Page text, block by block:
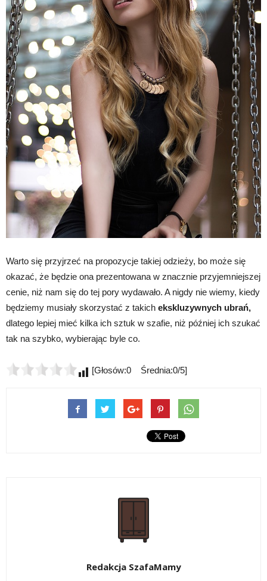
Warto się przyjrzeć na propozycje takiej odzieży, bo może się
okazać, że będzie ona prezentowana w znacznie przyjemniejszej
cenie, niż nam się do tej pory wydawało. A nigdy nie wiemy, kiedy
będziemy musiały skorzystać z takich ekskluzywnych ubrań,
dlatego lepiej mieć kilka ich sztuk w szafie, niż później ich szukać
tak na szybko, wybierając byle co.
[Głosów:0 Średnia:0/5]
Redakcja SzafaMamy